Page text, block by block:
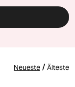
Neueste / Älteste